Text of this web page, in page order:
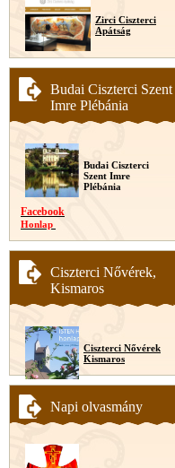
Zirci Ciszterci
Apátság
Budai Ciszterci Szent
Imre Plébánia
Budai Ciszterci
Szent Imre
Plébánia
Facebook
Honlap
Ciszterci Nővérek,
Kismaros
Ciszterci Nővérek
Kismaros
Napi olvasmány